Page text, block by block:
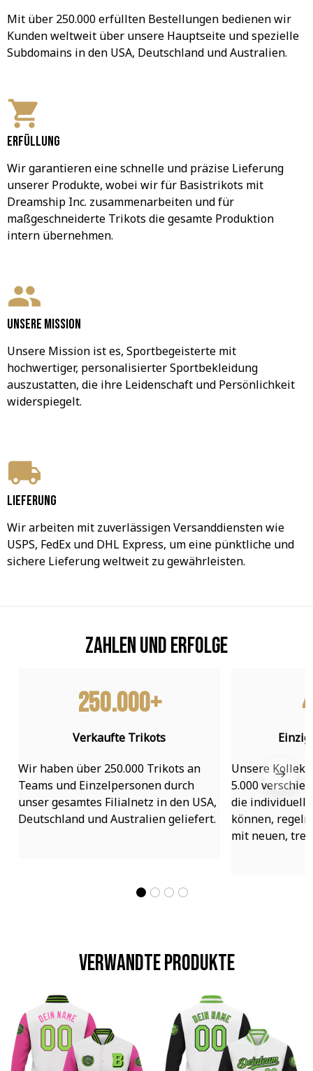
Mit über 250.000 erfüllten Bestellungen bedienen wir
Kunden weltweit über unsere Hauptseite und spezielle
Subdomains in den USA, Deutschland und Australien.
Erfüllung
Wir garantieren eine schnelle und präzise Lieferung
unserer Produkte, wobei wir für Basistrikots mit
Dreamship Inc. zusammenarbeiten und für
maßgeschneiderte Trikots die gesamte Produktion
intern übernehmen.
Unsere Mission
Unsere Mission ist es, Sportbegeisterte mit
hochwertiger, personalisierter Sportbekleidung
auszustatten, die ihre Leidenschaft und Persönlichkeit
widerspiegelt.
Lieferung
Wir arbeiten mit zuverlässigen Versanddiensten wie
USPS, FedEx und DHL Express, um eine pünktliche und
sichere Lieferung weltweit zu gewährleisten.
Zahlen und Erfolge
250.000+
Verkaufte Trikots
Wir haben über 250.000 Trikots an
Teams und Einzelpersonen durch
unser gesamtes Filialnetz in den USA,
Deutschland und Australien geliefert.
Unsere
5.000
die individuell
können,
mit neuen,
Verwandte Produkte